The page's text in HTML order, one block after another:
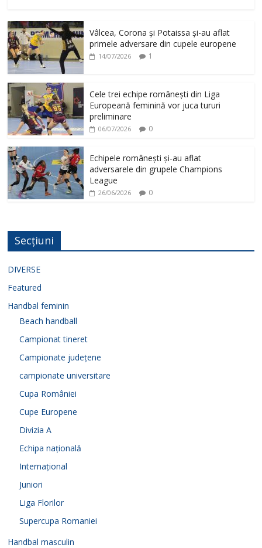
Vâlcea, Corona și Potaissa și-au aflat
primele adversare din cupele europene
14/07/2026 1
Cele trei echipe românești din Liga
Europeană feminină vor juca tururi
preliminare
06/07/2026 0
Echipele românești și-au aflat
adversarele din grupele Champions
League
26/06/2026 0
Secțiuni
DIVERSE
Featured
Handbal feminin
Beach handball
Campionat tineret
Campionate județene
campionate universitare
Cupa României
Cupe Europene
Divizia A
Echipa națională
Internațional
Juniori
Liga Florilor
Supercupa Romaniei
Handbal masculin